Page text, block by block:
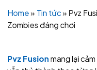
Home» Tin tức» Pvz
Zombies đáng chơi
Pvz Fusionmang lại